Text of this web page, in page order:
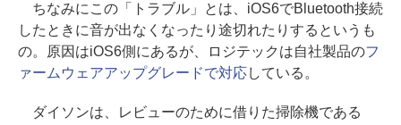
ちなみにこの「トラブル」とは、iOS6でBluetooth接続
したときに音が出なくなったり途切れたりするというも
の。原因はiOS6側にあるが、ロジテックは自社製品のフ
ァームウェアアップグレードで対応している。
ダイソンは、レビューのために借りた掃除機である